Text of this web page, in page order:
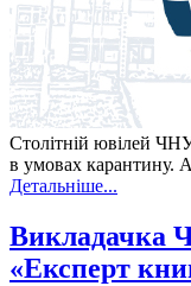
Столітній ювілей
в умовах карантину.
Детальніше...
Викладачка
«Експерт